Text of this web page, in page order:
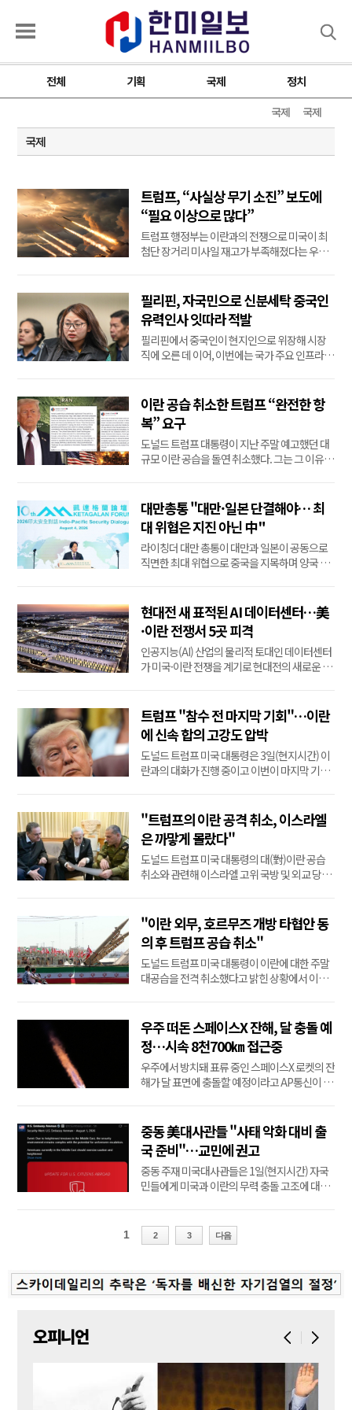
전체 기획 국제 정치
국제 국제
국제
트럼프, “사실상 무기 소진” 보도에
“필요 이상으로 많다”
트럼프 행정부는 이란과의 전쟁으로 미국이 최
첨단 장거리 미사일 재고가 부족해졌다는 우려
템(ATACMS)과 정밀 타격 미사일(PrSM)을 "사
실상 전부" 사용했다고 보도했다. 이 때문에 관
계자들은 중국이나 러시아와 같은 적대국과의
미래 위기에 대한...
필리핀, 자국민으로 신분세탁 중국인
유력인사 잇따라 적발
필리핀에서 중국인이 현지인으로 위장해 시장
직에 오른 데 이어, 이번에는 국가 주요 인프라에
있다.5일(현지시간) 홍콩 사우스차이나모닝포
스트(SCMP)에 따르면 필리핀 이민국은 지난 6
월 말 전력망 공사업체 '맥시프로 개발'의 대표·
소...
이란 공습 취소한 트럼프 “완전한 항
복” 요구
도널드 트럼프 대통령이 지난 주말 예고했던 대
규모 이란 공습을 돌연 취소했다. 그는 그 이유가
일) 에어포스원 기내에서 기자들 앞에서 이란과
의 대화가 월요일 오후에 시작된다고 밝혔다.그
는 사우디아라비아, UAE, 카타르, 그리고 이란
이 모두 ...
대만총통 "대만·일본 단결해야… 최
대 위협은 지진 아닌 中"
라이칭더 대만 총통이 대만과 일본이 공동으로
직면한 최대 위협으로 중국을 지목하며 양국 협
라이 총통이 이날 히라누마 쇼지로 일본 자민당
청년국장이 이끄는 청년국 해외연수단을 접견
한 자리에서 이같이 말했다고 보도했다.그는 최
근 일본 ...
현대전 새 표적된 AI 데이터센터…美
·이란 전쟁서 5곳 피격
인공지능(AI) 산업의 물리적 토대인 데이터센터
가 미국·이란 전쟁을 계기로 현대전의 새로운 표
관광시설과 함께 미사일·드론의 집중 공격을 받
았기 때문이다.이란 이슬람혁명수비대는 공격
목표물인 역내 기술시설 29곳의 목록을 ...
트럼프 "참수 전 마지막 기회"…이란
에 신속 합의 고강도 압박
도널드 트럼프 미국 대통령은 3일(현지시간) 이
란과의 대화가 진행 중이고 이번이 마지막 기회
요청을 받아들여 취소했다는 대대적 이란 공습
을 언제라도 감행할 수 있다는 메시지로 해석된
다.트럼프 대통령은 이날 백악관에서 취재진 ...
"트럼프의 이란 공격 취소, 이스라엘
은 까맣게 몰랐다"
도널드 트럼프 미국 대통령의 대(對)이란 공습
취소와 관련해 이스라엘 고위 국방 및 외교 당국
도에 따르면 미국과 이스라엘은 양국 정상이 회
동한 다음 날인 지난달 29일 이란에 대한 공격 계
획 수립에 돌입했다.중동을 관할하는 미 중부사
령부는 ...
"이란 외무, 호르무즈 개방 타협안 동
의 후 트럼프 공습 취소"
도널드 트럼프 미국 대통령이 이란에 대한 주말
대공습을 전격 취소했다고 밝힌 상황에서 이란
일(현지시간) 보도했다.방송은 복수의 정통한 외
교관을 인용해 "아바스 아라그치 이란 외무부 장
관이 호르무즈 해협 개방을 위한 타협안에 동의
했으며...
우주 떠돈 스페이스X 잔해, 달 충돌 예
정…시속 8천700㎞ 접근중
우주에서 방치돼 표류 중인 스페이스X 로켓의 잔
해가 달 표면에 충돌할 예정이라고 AP통신이 전
척을 싣고 발사됐다. 1단 로켓(하단부)은 발사 직
후 지구로 돌아왔고, 2단 로켓(상단부)은 달 착륙
선들을 궤도에 진입시키는 임무를 완수한 후
우...
중동 美대사관들 "사태 악화 대비 출
국 준비"…교민에 권고
중동 주재 미국대사관들은 1일(현지시간) 자국
민들에게 미국과 이란의 무력 충돌 고조에 대비
일제히 성명에서 "중동에 있는 미국 시민권자들
은 각별한 주의와 경계를 늦추지 말고 항공편 취
비해...
1 2 3 다음
오피니언